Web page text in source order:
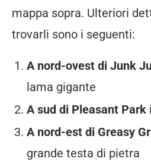
mappa sopra. Ulteriori
trovarli sono i seguenti:
A nord-ovest di Junk
lama gigante
A sud di Pleasant Park
A nord-est di Greasy
grande testa di pietra